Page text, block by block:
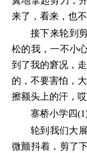
来了，看来，也
接下来轮到
松的我，一不小
到了我的窘况，
的，不要害怕，
擦额头上的汗，
寨桥小学四
轮到我们大
微颤抖着，剪了